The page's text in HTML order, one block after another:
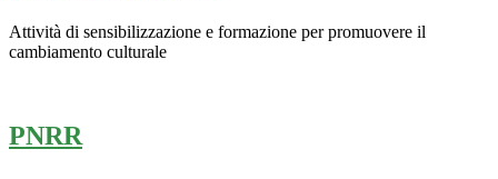
Attività di sensibilizzazione e formazione per promuovere il
cambiamento culturale
PNRR